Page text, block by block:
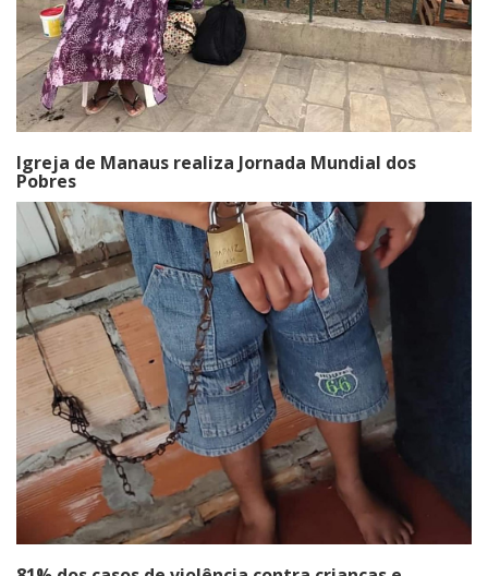
Igreja de Manaus realiza Jornada Mundial dos
Pobres